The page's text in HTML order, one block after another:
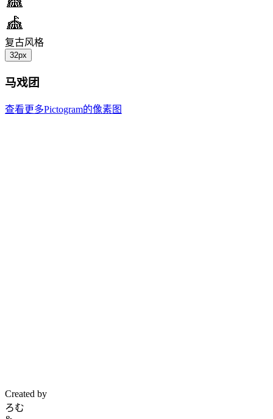
复古风格
32px
马戏团
查看更多Pictogram的像素图
Created by
ろむ